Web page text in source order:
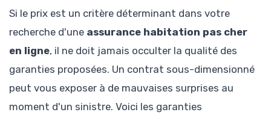
Si le prix est un critère déterminant dans votre
recherche d'une assurance habitation pas cher
en ligne, il ne doit jamais occulter la qualité des
garanties proposées. Un contrat sous-dimensionné
peut vous exposer à de mauvaises surprises au
moment d'un sinistre. Voici les garanties